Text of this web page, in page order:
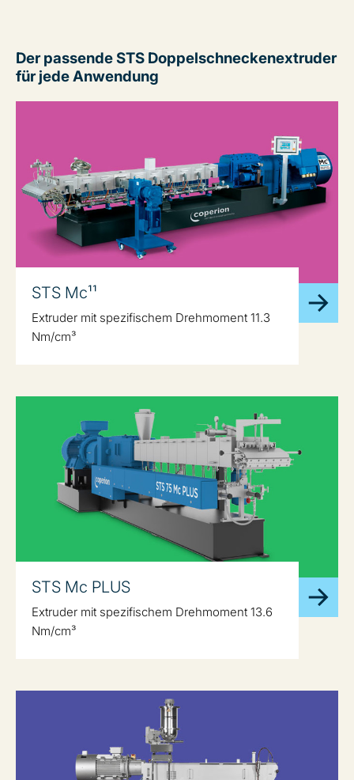
Der passende STS Doppelschneckenextruder
für jede Anwendung
STS Mc¹¹
Extruder mit spezifischem Drehmoment 11.3
Nm/cm³
STS Mc PLUS
Extruder mit spezifischem Drehmoment 13.6
Nm/cm³